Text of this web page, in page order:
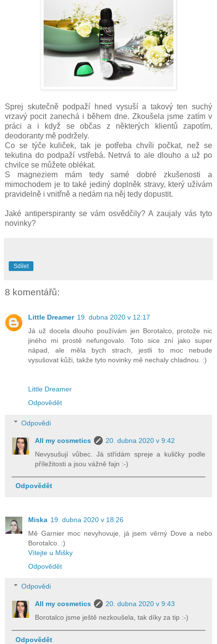
Sprej skutečně podpaží hned vysuší a takový ten suchý
vrzavý pocit zanechá i během dne. Zkoušela jsme zatím v
práci a i když se občas z některých klientů zapotím,
deodoranty mě podržely.
Co se týče kuliček, tak je potřeba chvíli počkat, než se
tekutina do podpaží vstřebá. Netrvá to ale dlouho a už po
chvilce se můžete oblékat.
S magneziem mám tedy samé dobré zkušenosti a
mimochodem je to také jediný doplněk stravy, který užívám
pravidelně i vnitřně a nedám na něj tedy dopustit.
Jaké antiperspiranty se vám osvědčily? A zaujaly vás tyto
novinky?
Sdílet
8 komentářů:
Little Dreamer 19. dubna 2020 v 12:17
Já už docela dlouho používám jen Borotalco, protože nic
jiného mi prostě nefungovalo. Toto sice zní jako super
nápad, ale měla bych strach, jestli to moc nebude
vysušovat kůži, takže tyto novinky mě nechaly chladnou. :)
Little Dreamer
Odpovědět
Odpovědi
All my cosmetics
20. dubna 2020 v 9:42
Nevysušují vůbec. Já střídám spreje a kuličky podle
příležitosti a jsou vážně fajn :-)
Odpovědět
Miska 19. dubna 2020 v 18:26
Mě Garnier moc nevyhovuje, já jsem věrný Dove a nebo
Borotalco. :)
Vítejte u Mišky
Odpovědět
Odpovědi
All my cosmetics
20. dubna 2020 v 9:43
Borotalco jsme ještě nezkoušela, tak díky za tip :-)
Odpovědět